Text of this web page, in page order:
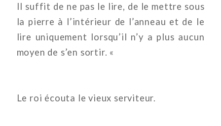
Il suffit de ne pas le lire, de le mettre sous
la pierre à l’intérieur de l’anneau et de le
lire uniquement lorsqu’il n’y a plus aucun
moyen de s’en sortir. «
Le roi écouta le vieux serviteur.